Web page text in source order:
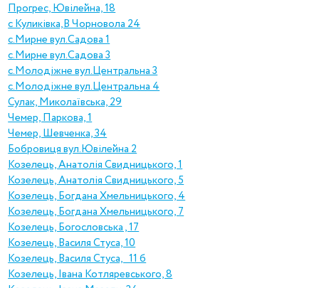
Прогрес, Ювілейна, 18
с Куликівка,В Чорновола 24
с.Mирне вул.Садова 1
с.Mирне вул.Садова 3
с.Mолодіжне вул.Центральна 3
с.Mолодіжне вул.Центральна 4
Сулак, Миколаївська, 29
Чемер, Паркова, 1
Чемер, Шевченка, 34
Бобровиця вул.Ювілейна 2
Козелець, Анатолія Свидницького, 1
Козелець, Анатолія Свидницького, 5
Козелець, Богдана Хмельницького, 4
Козелець, Богдана Хмельницького, 7
Козелець, Богословська , 17
Козелець, Василя Стуса, 10
Козелець, Василя Стуса, 11 б
Козелець, Івана Котляревського, 8